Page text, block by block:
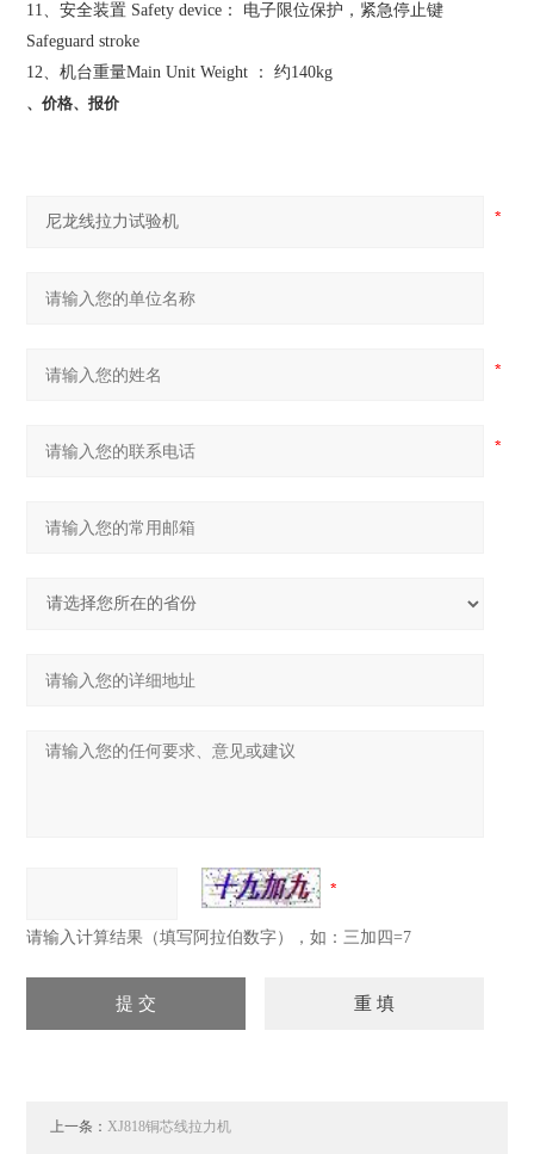
11、安全装置 Safety device： 电子限位保护，紧急停止键
Safeguard stroke
12、机台重量Main Unit Weight ： 约140kg
、价格、报价
请输入计算结果（填写阿拉伯数字），如：三加四=7
上一条：XJ818铜芯线拉力机